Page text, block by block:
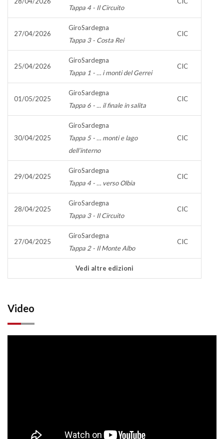
Tappa 4 - Il Circuito
27/04/2026
GiroSardegna
Tappa 3 - Costa Rei
CIC
25/04/2026
GiroSardegna
Tappa 1 - … i monti del Gerrei
CIC
01/05/2025
GiroSardegna
Tappa 6 - ... il finale in salita
CIC
30/04/2025
GiroSardegna
Tappa 5 - … monti e lago
dell’interno
CIC
29/04/2025
GiroSardegna
Tappa 4 - … verso Olbia
CIC
28/04/2025
GiroSardegna
Tappa 3 - Il Circuito
CIC
27/04/2025
GiroSardegna
Tappa 2 - Il Monte Albo
CIC
Vedi altre edizioni
Video